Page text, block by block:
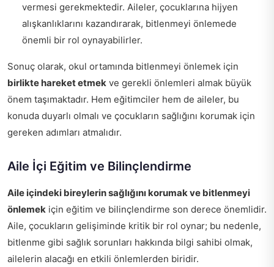
vermesi gerekmektedir. Aileler, çocuklarına hijyen
alışkanlıklarını kazandırarak, bitlenmeyi önlemede
önemli bir rol oynayabilirler.
Sonuç olarak, okul ortamında bitlenmeyi önlemek için
birlikte hareket etmek ve gerekli önlemleri almak büyük
önem taşımaktadır. Hem eğitimciler hem de aileler, bu
konuda duyarlı olmalı ve çocukların sağlığını korumak için
gereken adımları atmalıdır.
Aile İçi Eğitim ve Bilinçlendirme
Aile içindeki bireylerin sağlığını korumak ve bitlenmeyi
önlemek için eğitim ve bilinçlendirme son derece önemlidir.
Aile, çocukların gelişiminde kritik bir rol oynar; bu nedenle,
bitlenme gibi sağlık sorunları hakkında bilgi sahibi olmak,
ailelerin alacağı en etkili önlemlerden biridir.